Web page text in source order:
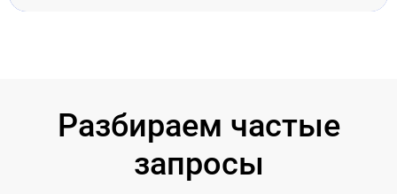
Разбираем частые
запросы